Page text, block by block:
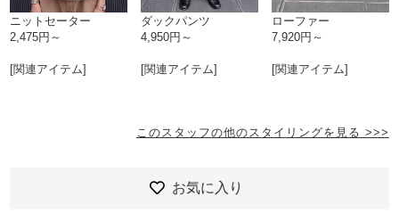
ニットセーター
2,475円～
[関連アイテム]
ダックパンツ
4,950円～
[関連アイテム]
ローファー
7,920円～
[関連アイテム]
このスタッフの他のスタイリングを見る >>>
お気に入り